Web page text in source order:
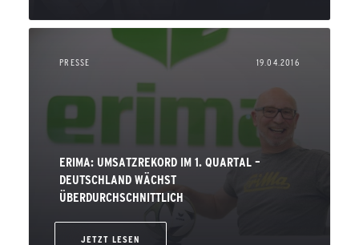
PRESSE 19.04.2016
ERIMA: UMSATZREKORD IM 1. QUARTAL –
DEUTSCHLAND WÄCHST
ÜBERDURCHSCHNITTLICH
JETZT LESEN